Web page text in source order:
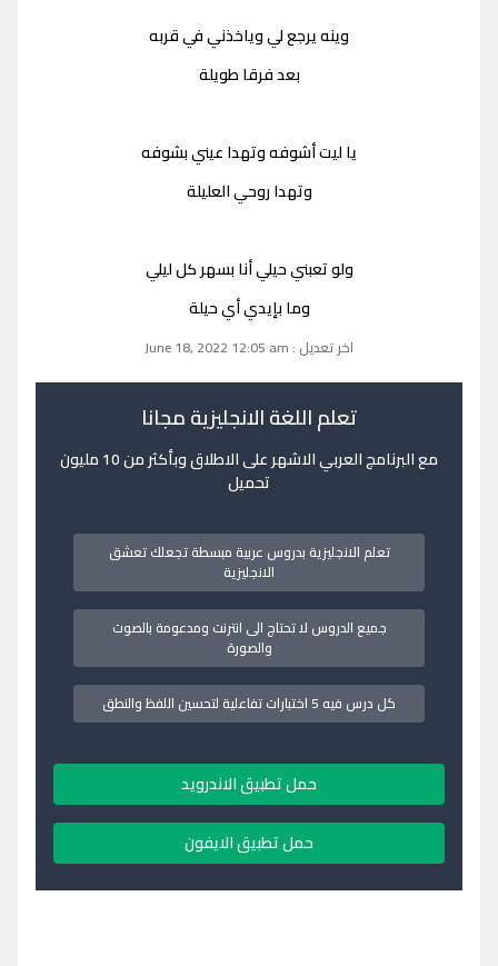
وينه يرجع لي وياخذني في قربه
بعد فرقا طويلة
يا ليت أشوفه وتهدا عيني بشوفه
وتهدا روحي العليلة
ولو تعبني حيلي أنا بسهر كل ليلي
وما بإيدي أي حيلة
اخر تعديل : June 18, 2022 12:05 am
تعلم اللغة الانجليزية مجانا
مع البرنامج العربي الاشهر على الاطلاق وبأكثر من 10 مليون
تحميل
تعلم الانجليزية بدروس عربية مبسطة تجعلك تعشق
الانجليزية
جميع الدروس لا تحتاج الى انترنت ومدعومة بالصوت
والصورة
كل درس فيه 5 اختبارات تفاعلية لتحسين اللفظ والنطق
حمل تطبيق الاندرويد
حمل تطبيق الايفون